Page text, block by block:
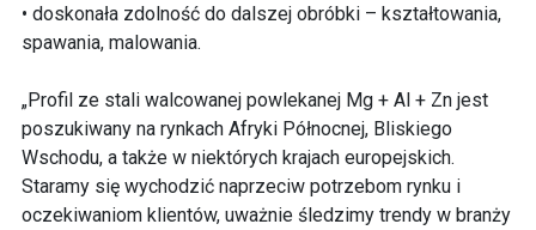
• doskonała zdolność do dalszej obróbki – kształtowania,
spawania, malowania.
„Profil ze stali walcowanej powlekanej Mg + Al + Zn jest
poszukiwany na rynkach Afryki Północnej, Bliskiego
Wschodu, a także w niektórych krajach europejskich.
Staramy się wychodzić naprzeciw potrzebom rynku i
oczekiwaniom klientów, uważnie śledzimy trendy w branży